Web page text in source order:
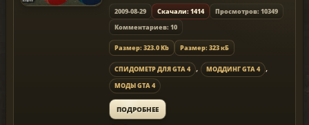
2009-08-29 Скачали: 1414
Просмотров: 10349
Комментариев: 10
Размер: 323.0 Kb Размер: 323 кБ
СПИДОМЕТР ДЛЯ GTA 4 , МОДДИНГ GTA 4 ,
МОДЫ GTA 4
ПОДРОБНЕЕ